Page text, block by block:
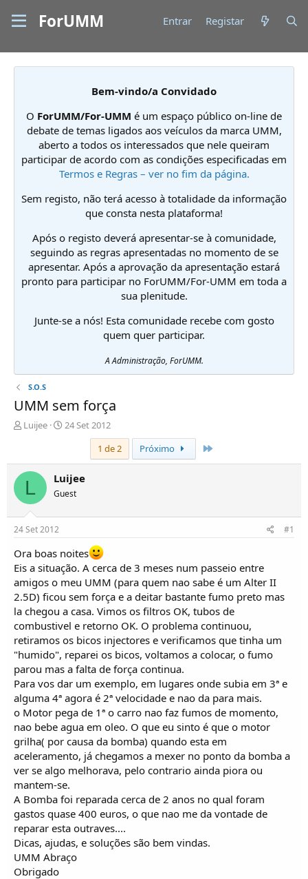
ForUMM Entrar Registar
Bem-vindo/a Convidado
O ForUMM/For-UMM é um espaço público on-line de
debate de temas ligados aos veículos da marca UMM,
aberto a todos os interessados que nele queiram
participar de acordo com as condições especificadas em
Termos e Regras – ver no fim da página.
Sem registo, não terá acesso à totalidade da informação
que consta nesta plataforma!
Após o registo deverá apresentar-se à comunidade,
seguindo as regras apresentadas no momento de se
apresentar. Após a aprovação da apresentação estará
pronto para participar no ForUMM/For-UMM em toda a
sua plenitude.
Junte-se a nós! Esta comunidade recebe com gosto
quem quer participar.
A Administração, ForUMM.
S.O.S
UMM sem força
I
c
i
d
d
T
ó
p
i
c
o
s
Luijee
D
a
d
e
i
o
24 Set 2012
1 de 2
Próximo
L Luijee
Guest
24 Set 2012 #1
Ora boas noites
Eis a situação. A cerca de 3 meses num passeio entre
amigos o meu UMM (para quem nao sabe é um Alter II
2.5D) ficou sem força e a deitar bastante fumo preto mas
la chegou a casa. Vimos os filtros OK, tubos de
combustivel e retorno OK. O problema continuou,
retiramos os bicos injectores e verificamos que tinha um
"humido", reparei os bicos, voltamos a colocar, o fumo
parou mas a falta de força continua.
Para vos dar um exemplo, em lugares onde subia em 3ª e
alguma 4ª agora é 2ª velocidade e nao da para mais.
o Motor pega de 1ª o carro nao faz fumos de momento,
nao bebe agua em oleo. O que eu sinto é que o motor
grilha( por causa da bomba) quando esta em
aceleramento, já chegamos a mexer no ponto da bomba a
ver se algo melhorava, pelo contrario ainda piora ou
mantem-se.
A Bomba foi reparada cerca de 2 anos no qual foram
gastos quase 400 euros, o que nao me da vontade de
reparar esta outraves....
Dicas, ajudas, e soluções são bem vindas.
UMM Abraço
Obrigado